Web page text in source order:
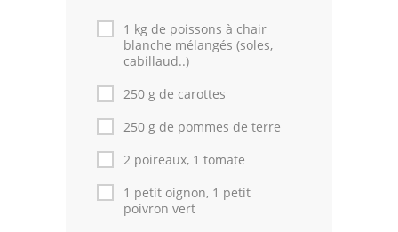
Forum
Thèmes
Espace Personnel
1 kg de poissons à chair
blanche mélangés (soles,
cabillaud..)
250 g de carottes
250 g de pommes de terre
2 poireaux, 1 tomate
1 petit oignon, 1 petit
poivron vert